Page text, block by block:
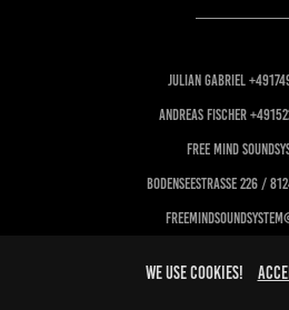
Julian gabriel
Andreas Fischer
Free Mind
Bodenseestraße 226 /
we use cookies!